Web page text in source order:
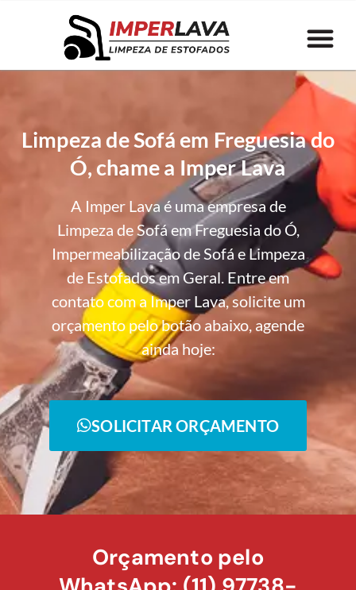
Limpeza de Sofá em Freguesia do
Ó, chame a Imper Lava
A Imper Lava é uma empresa de
Limpeza de Sofá em Freguesia do Ó,
Impermeabilização de Sofá e Limpeza
de Estofados em Geral. Entre em
contato com a Imper Lava, solicite um
orçamento pelo botão abaixo, agende
ainda hoje:
SOLICITAR ORÇAMENTO
Orçamento pelo